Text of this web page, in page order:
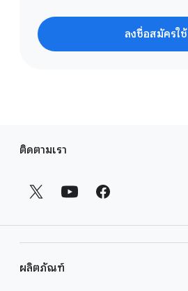
ลงชื่อสมัครใช้
น
ติดตามเรา
ผลิตภัณฑ์